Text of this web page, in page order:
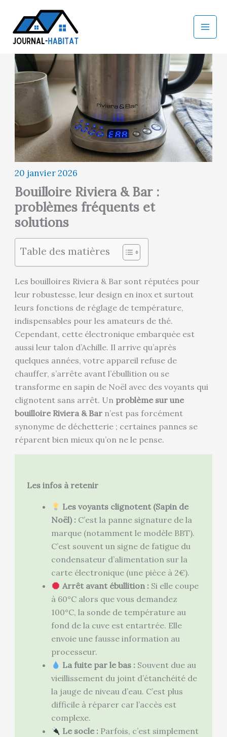
contenu
20 janvier 2026
Bouilloire Riviera & Bar :
problèmes fréquents et
solutions
Table des matières
Les bouilloires Riviera & Bar sont réputées pour
leur robustesse, leur design en inox et surtout
leurs fonctions de réglage de température,
indispensables pour les amateurs de thé.
Cependant, cette électronique embarquée est
aussi leur talon d’Achille. Il arrive qu’après
quelques années, votre appareil refuse de
chauffer, s’arrête avant l’ébullition ou se
transforme en sapin de Noël avec des voyants qui
clignotent sans arrêt. Un problème sur une
bouilloire Riviera & Barn’est pas forcément
synonyme de déchetterie ; certaines pannes se
réparent bien mieux qu’on ne le pense.
Les infos à retenir
Les voyants clignotent (Sapin de
Noël) :C’est la panne signature de la
marque (notamment le modèle BBT).
C’est souvent un signe de fatigue du
condensateur d’alimentation sur la
carte électronique (une pièce à 2€).
Arrêt avant ébullition :Si elle coupe
à 60°C alors que vous demandez
100°C, la sonde de température au
fond de la cuve est entartrée. Elle
envoie une fausse information au
processeur.
La fuite par le bas :Souvent due au
vieillissement du joint d’étanchéité de
la jauge de niveau d’eau. C’est plus
difficile à réparer car l’accès est
complexe.
Le socle :Parfois, c’est simplement